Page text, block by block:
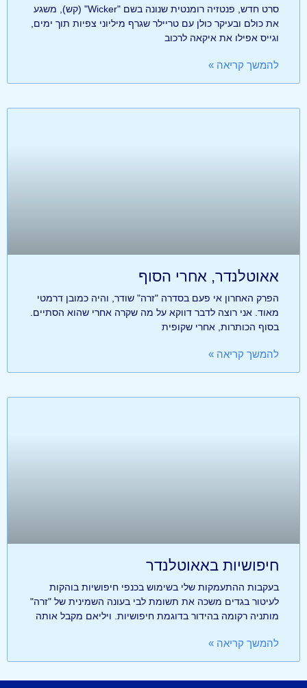
סרט חדש, פנטזיה רומנטית שנונה בשם "Wicker" (קש), משגע
את כולם ובעיקר כולן עם טריילר שגרף מיליוני צפיות תוך ימים,
וגייס אפילו את איקאה לרכוב
להמשך קריאה »
אאוטלנדר, אחרי הסוף
הפרק האחרון אי פעם בסדרה "זרה" שודר, והיה כמובן דרמטי
מאוד. אני רוצה לדבר דווקא על מה שקרה אחרי שהוא הסתיים.
בסוף הכותרות, אחרי שקופית
להמשך קריאה »
חיפושיות באאוטלנדר
בעקבות ההתעמקות שלי בשימוש בכנפי חיפושיות בוהקות
לעיטור בגדים משכה את תשומת לבי בעונה השמינית של "זרה"
מותניה רקומה בהידור בדוגמת חיפושיות. ויליאם מקבל אותה
להמשך קריאה »